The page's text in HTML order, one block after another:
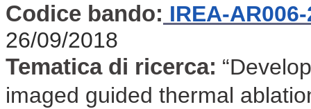
Codice bando: IREA-
26/09/2018
Tematica di ricerca:
imaged guided thermal